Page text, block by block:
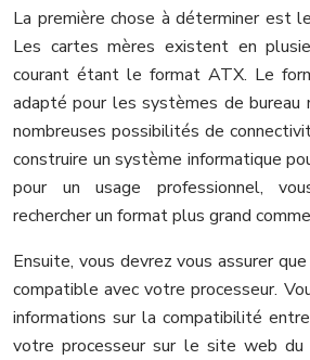
La première chose à déterminer est
Les cartes mères existent en
courant étant le format ATX. Le
adapté pour les systèmes de bureau
nombreuses possibilités de
construire un système informatique
pour un usage professionnel,
rechercher un format plus grand
Ensuite, vous devrez vous assurer
compatible avec votre processeur.
informations sur la compatibilité
votre processeur sur le site web